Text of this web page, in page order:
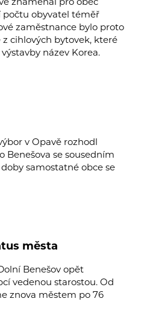
znamenal pro obec
počtu obyvatel téměř
zaměstnance bylo proto
z cihlových bytovek, které
název Korea.
v Opavě rozhodl
Benešova se sousedním
samostatné obce se
města
Benešov opět
vedenou starostou. Od
znova městem po 76